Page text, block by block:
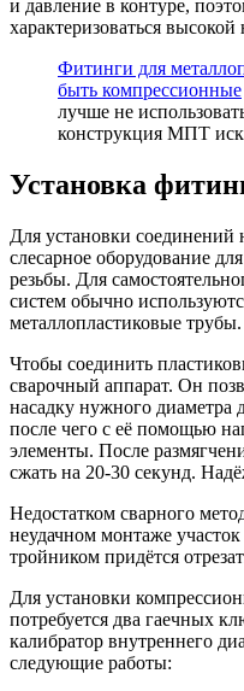
и давление в контуре,
характеризоваться
Фитинги для
быть компрессионные
лучше не
конструкция МПТ
Установка
Для установки соединений
слесарное оборудование
резьбы. Для
систем обычно
металлопластиковые трубы.
Чтобы соединить
сварочный аппарат. Он
насадку нужного диаметра
после чего с её помощью
элементы. После
сжать на 20-30 секунд.
Недостатком сварного
неудачном монтаже
тройником придётся
Для установки
потребуется два гаечных
калибратор внутреннего
следующие работы: